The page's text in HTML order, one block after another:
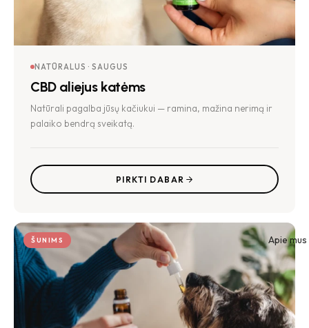
Apie mus
NATŪRALUS · SAUGUS
CBD aliejus katėms
Natūrali pagalba jūsų kačiukui — ramina, mažina nerimą ir
palaiko bendrą sveikatą.
PIRKTI DABAR
ŠUNIMS